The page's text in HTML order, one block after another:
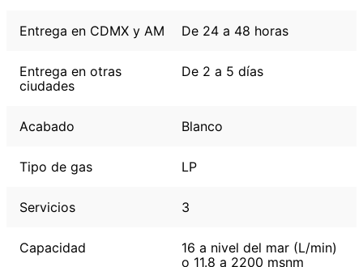
Entrega en CDMX y AM De 24 a 48 horas
Entrega en otras
ciudades
De 2 a 5 días
Acabado Blanco
Tipo de gas LP
Servicios 3
Capacidad
16 a nivel del mar (L/min)
o 11.8 a 2200 msnm